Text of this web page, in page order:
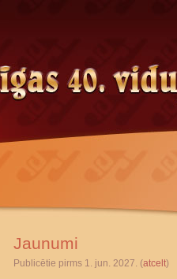
Jaunumi
Publicētie pirms 1. jun. 2027. (atcelt)